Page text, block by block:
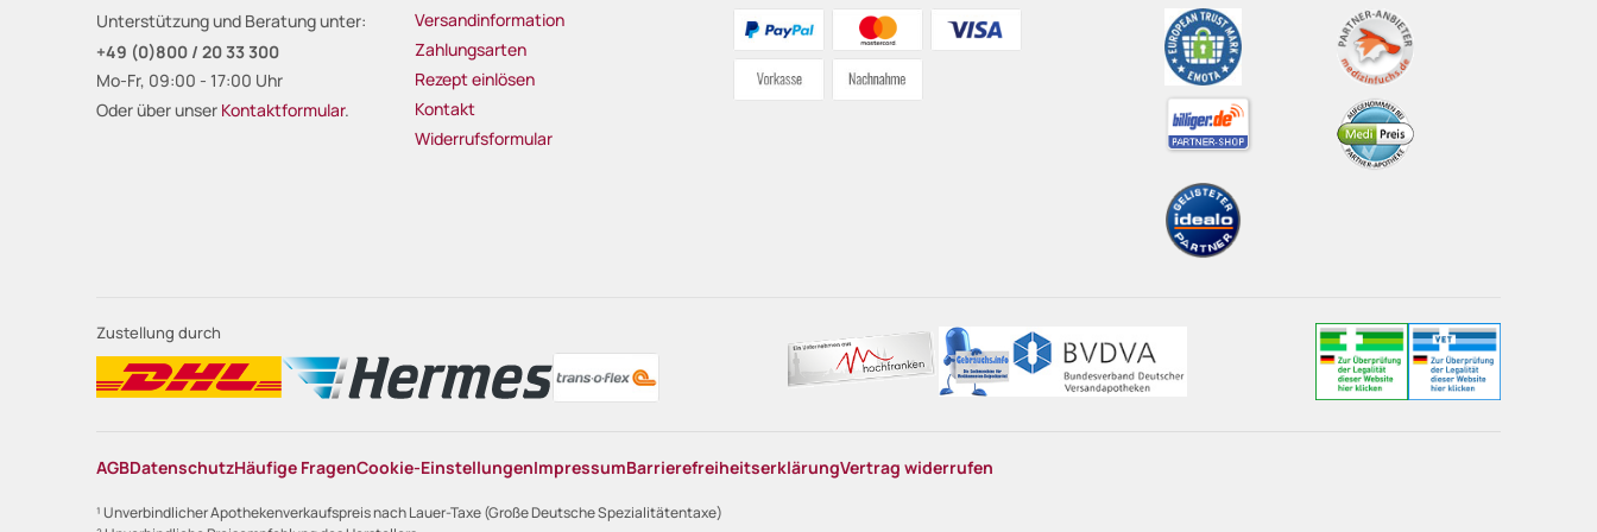
Unterstützung und Beratung unter:
+49 (0)800 / 20 33 300
Mo-Fr, 09:00 - 17:00 Uhr
Oder über unser Kontaktformular.
Versandinformation
Zahlungsarten
Rezept einlösen
Kontakt
Widerrufsformular
Zustellung durch
AGBDatenschutzHäufige FragenCookie-EinstellungenImpressumBarrierefreiheitserklärungVertrag widerrufen
¹ Unverbindlicher Apothekenverkaufspreis nach Lauer-Taxe (Große Deutsche Spezialitätentaxe)